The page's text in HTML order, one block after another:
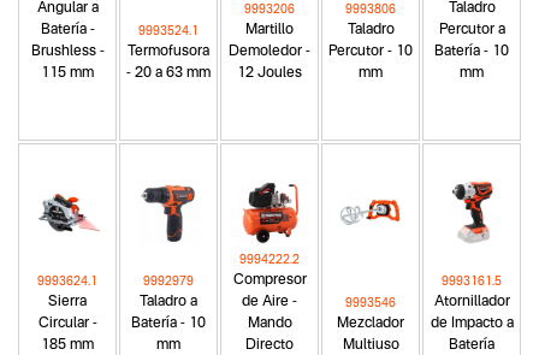
Angular a
Batería -
Brushless -
115 mm
Termofusora
- 20 a 63 mm
9993524.1
Martillo
Demoledor -
12 Joules
9993206
Taladro
Percutor - 10
mm
9993806
Taladro
Percutor a
Batería - 10
mm
Sierra
Circular -
185 mm
9993624.1
Taladro a
Batería - 10
mm
9992979
Compresor
de Aire -
Mando
Directo
9994222.2
Mezclador
Multiuso
9993546
Atornillador
de Impacto a
Batería
9993161.5